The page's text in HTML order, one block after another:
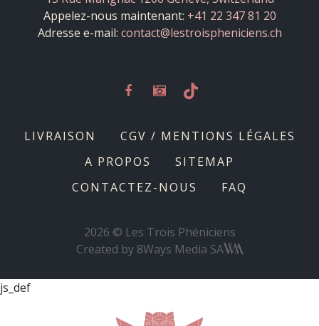
Appelez-nous maintenant: +41 22 347 81 20
Adresse e-mail: contact@lestroispheniciens.ch
LIVRAISON
CGV / MENTIONS LÉGALES
A PROPOS
SITEMAP
CONTACTEZ-NOUS
FAQ
2026 © Les Trois Phéniciens
Created by 8Ways Media SA
js_def